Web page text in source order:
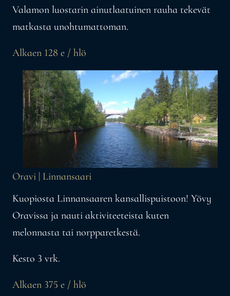
Valamon luostarin ainutlaatuinen rauha tekevät
matkasta unohtumattoman.
Alkaen 128 e / hlö
Oravi | Linnansaari
Kuopiosta Linnansaaren kansallispuistoon! Yövy
Oravissa ja nauti aktiviteeteista kuten
melonnasta tai norpparetkestä.
Kesto 3 vrk.
Alkaen 375 e / hlö